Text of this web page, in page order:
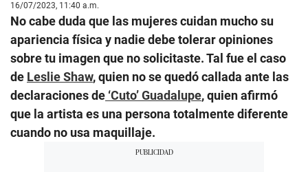
16/07/2023, 11:40 a.m.
No cabe duda que las mujeres cuidan mucho su
apariencia física y nadie debe tolerar opiniones
sobre tu imagen que no solicitaste. Tal fue el caso
de Leslie Shaw, quien no se quedó callada ante las
declaraciones de ‘Cuto’ Guadalupe, quien afirmó
que la artista es una persona totalmente diferente
cuando no usa maquillaje.